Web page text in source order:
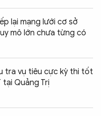
lại mạng lưới cơ sở
mô lớn chưa từng có
tra vụ tiêu cực kỳ thi tốt
tại Quảng Trị